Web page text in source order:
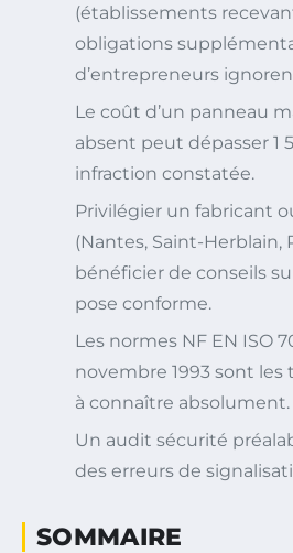
(établissements
obligations
d’entrepreneurs
Le coût d’un panneau
absent peut dépasser 1
infraction constatée.
Privilégier un fabricant
(Nantes, Saint-Herblain,
bénéficier de conseils
pose conforme.
Les normes NF EN ISO
novembre 1993 sont
à connaître absolument.
Un audit sécurité
des erreurs de
SOMMAIRE